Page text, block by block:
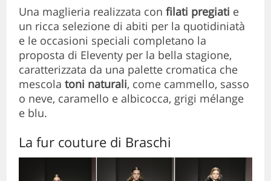
Una maglieria realizzata confilati pregiati e
un ricca selezione di abiti per la quotidiniatà
e le occasioni speciali completano la
proposta di Eleventy per la bella stagione,
caratterizzata da una palette cromatica che
mescolatoni naturali, come cammello, sasso
o neve, caramello e albicocca, grigi mélange
e blu.
La fur couture di Braschi